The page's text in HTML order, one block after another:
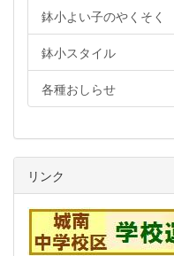
鉢小よい子のやくそく
鉢小スタイル
各種おしらせ
リンク